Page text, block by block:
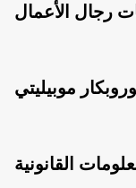
رجال الأعمال
موبيليتي
القانونية